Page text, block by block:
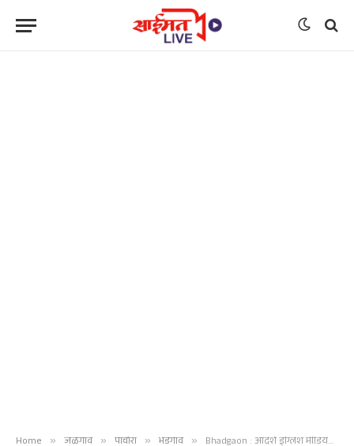
Home » जळगाव » पाचोरा » भडगाव » Bhadgaon : आदर्श इंग्लिश मीडियम स्कूल घटनेच्या निषेधार्थ भडगाव शहरात कडकडीत बंद